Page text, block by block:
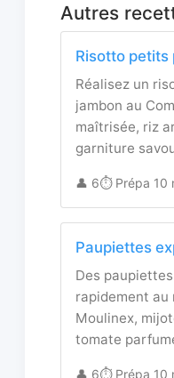
Autres
Risotto petits
Réalisez un
jambon au
maîtrisée, riz
garniture
👤 6⏱️ Prépa 10
Paupiettes
Des
rapidement au
Moulinex,
tomate
👤 6⏱️ Prépa 10